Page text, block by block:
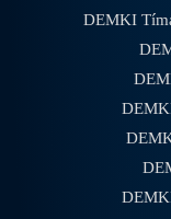
DEMKI